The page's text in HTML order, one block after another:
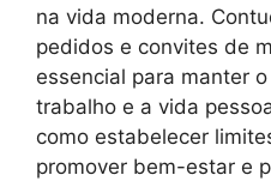
na vida moderna.
pedidos e convites de
essencial para manter
trabalho e a vida
como estabelecer
promover bem-estar e